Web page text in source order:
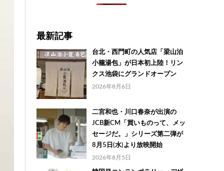
最新記事
台北・西門町の人気店「梁山泊
小籠湯包」が日本初上陸！リン
クス池袋にグランドオープン
2026年8月6日
二宮和也・川口春奈が出演の
JCB新CM「買いものって、メッ
セージだ。」シリーズ第二弾が
8月5日(水)より放映開始
2026年8月5日